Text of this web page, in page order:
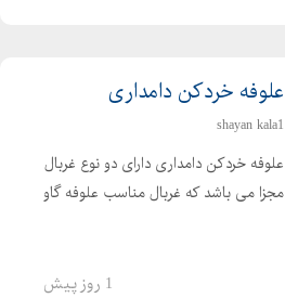
علوفه خردکن دامداری
shayan kala1
علوفه خردکن دامداری دارای دو نوع غربال
مجزا می باشد که غربال مناسب علوفه گاو
تیغه های تعبیه شده ثابت در بدنه و تیغه
1 روز پیش